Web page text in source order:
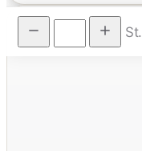
St.